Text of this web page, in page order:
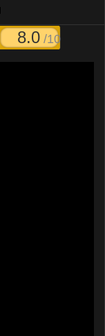
8.0 /10